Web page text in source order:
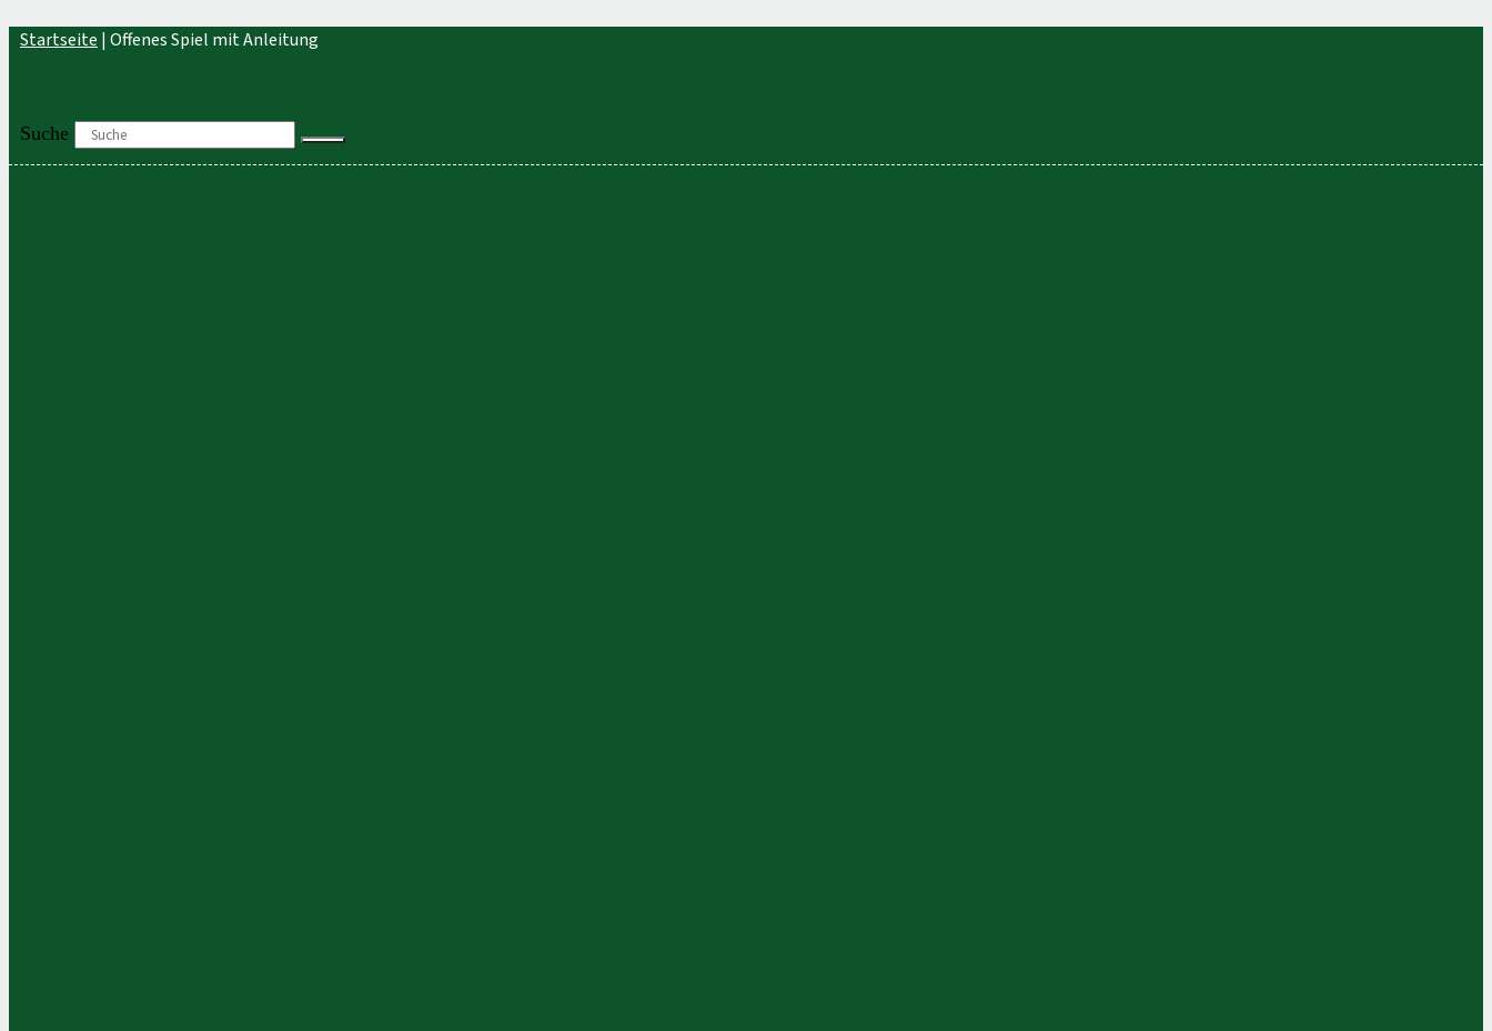
Zum
Inhalt
Startseite | Offenes Spiel mit Anleitung
Suche